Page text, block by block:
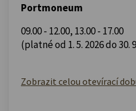
Portmoneum
09.00 - 12.00, 13.00 - 17.00
(platné od 1. 5. 2026 do 30.
Zobrazit celou otevírací